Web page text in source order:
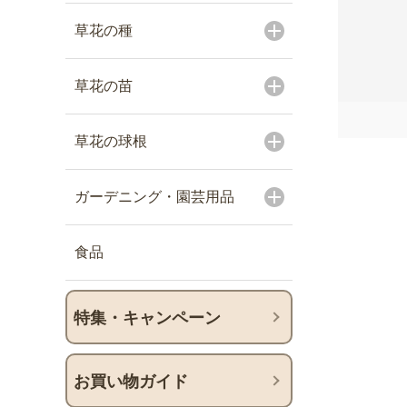
草花の種
草花の苗
草花の球根
ガーデニング・園芸用品
食品
特集・キャンペーン
お買い物ガイド